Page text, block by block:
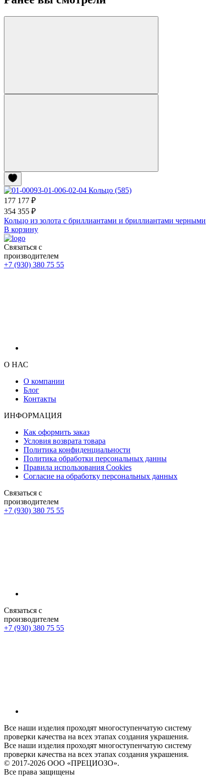
177 177 ₽
354 355 ₽
Кольцо из золота с бриллиантами и бриллиантами черными
В корзину
Связаться с
производителем
+7 (930) 380 75 55
О НАС
О компании
Блог
Контакты
ИНФОРМАЦИЯ
Как оформить заказ
Условия возврата товара
Политика конфиденциальности
Политика обработки персональных данны
Правила использования Cookies
Согласие на обработку персональных данных
Связаться с
производителем
+7 (930) 380 75 55
Связаться с
производителем
+7 (930) 380 75 55
Все наши изделия проходят многоступенчатую систему
проверки качества на всех этапах создания украшения.
Все наши изделия проходят многоступенчатую систему
проверки качества на всех этапах создания украшения.
© 2017-2026 ООО «ПРЕЦИОЗО».
Все права защищены